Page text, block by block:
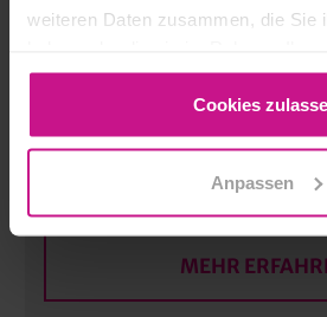
weiteren Daten zusammen, die Sie
gesammelt haben.
Cookies
Anpassen
„CAD Forward“ –
MEHR